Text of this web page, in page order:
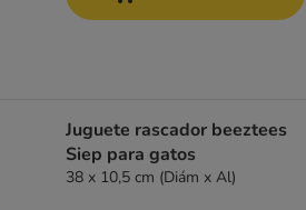
Juguete rascador beeztees
Siep para gatos
38 x 10,5 cm (Diám x Al)